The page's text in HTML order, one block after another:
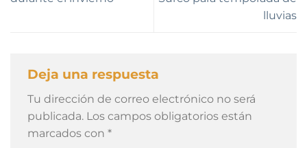
lluvias
Deja una respuesta
Tu dirección de correo electrónico no será
publicada. Los campos obligatorios están
marcados con *